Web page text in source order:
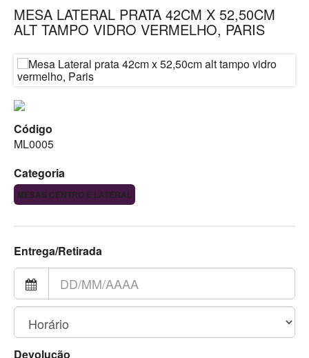
MESA LATERAL PRATA 42CM X 52,50CM
ALT TAMPO VIDRO VERMELHO, PARIS
Código
ML0005
Categoria
MESAS CENTRO E LATERAL
Entrega/Retirada
Devolução